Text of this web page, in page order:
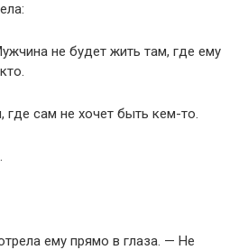
не будет жить там, где ему
где сам не хочет быть кем-то.
ему прямо в глаза. — Не